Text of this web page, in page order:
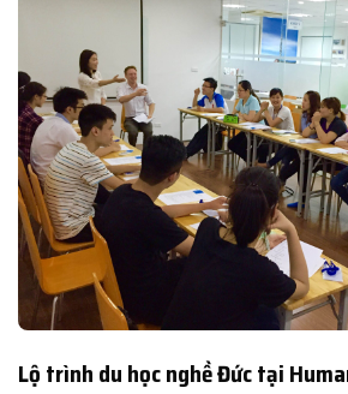
Lộ trình du học nghề Đức tại